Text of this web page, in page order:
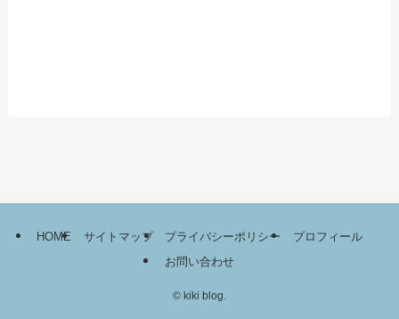
HOME サイトマップ プライバシーポリシー
プロフィール
お問い合わせ
© kiki blog.